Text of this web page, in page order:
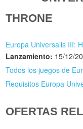
THRONE
Europa Universalis III:
Lanzamiento: 15/12/
Todos los juegos de
Requisitos Europa
OFERTAS